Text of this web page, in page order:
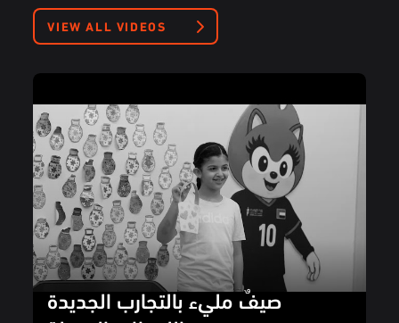
VIEW ALL VIDEOS
صيفٌ مليء بالتجارب الجديدة